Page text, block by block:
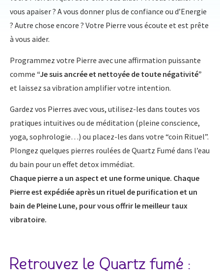
vous apaiser ? A vous donner plus de confiance ou d’Energie
? Autre chose encore ? Votre Pierre vous écoute et est prête
à vous aider.
Programmez votre Pierre avec une affirmation puissante
comme “Je suis ancrée et nettoyée de toute négativité”
et laissez sa vibration amplifier votre intention.
Gardez vos Pierres avec vous, utilisez-les dans toutes vos
pratiques intuitives ou de méditation (pleine conscience,
yoga, sophrologie…) ou placez-les dans votre “coin Rituel”.
Plongez quelques pierres roulées de Quartz Fumé dans l’eau
du bain pour un effet detox immédiat.
Chaque pierre a un aspect et une forme unique. Chaque
Pierre est expédiée après un rituel de purification et un
bain de Pleine Lune, pour vous offrir le meilleur taux
vibratoire.
Retrouvez le Quartz fumé :